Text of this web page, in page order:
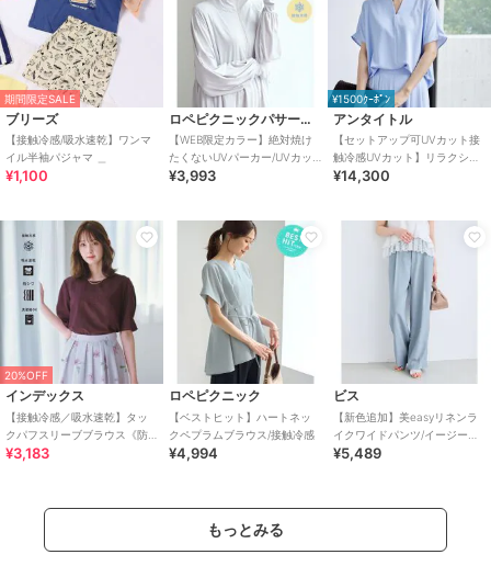
期間限定SALE
ブリーズ
【接触冷感/吸水速乾】ワンマ
¥1,100
ロペピクニックパサージュ
【WEB限定カラー】絶対焼け
たくないUVパーカー/UVカッ
ト・接触冷感
¥3,993
¥1500ｸｰﾎﾟﾝ
アンタイトル
【セットアップ可UVカット接
触冷感UVカット】リラクシー
キーVネックブラウス
¥14,300
20%OFF
インデックス
【接触冷感／吸水速乾】タッ
クパフスリーブブラウス《防
シワ／洗濯機OK／XS～3L／
¥3,183
ロペピクニック
【ベストヒット】ハートネッ
クペプラムブラウス/接触冷感
¥4,994
ビス
【新色追加】美easyリネンラ
イクワイドパンツ/イージーケ
ア・接触冷感・セットアップ
¥5,489
もっとみる